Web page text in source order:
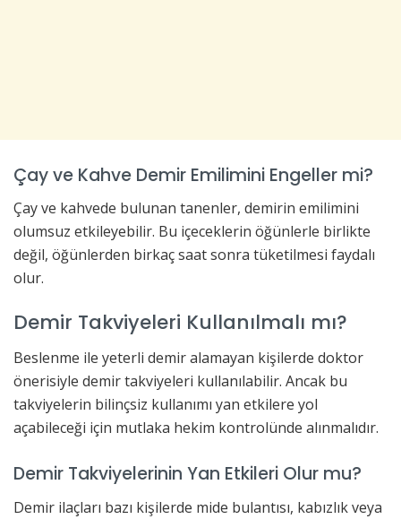
Çay ve Kahve Demir Emilimini Engeller mi?
Çay ve kahvede bulunan tanenler, demirin emilimini
olumsuz etkileyebilir. Bu içeceklerin öğünlerle birlikte
değil, öğünlerden birkaç saat sonra tüketilmesi faydalı
olur.
Demir Takviyeleri Kullanılmalı mı?
Beslenme ile yeterli demir alamayan kişilerde doktor
önerisiyle demir takviyeleri kullanılabilir. Ancak bu
takviyelerin bilinçsiz kullanımı yan etkilere yol
açabileceği için mutlaka hekim kontrolünde alınmalıdır.
Demir Takviyelerinin Yan Etkileri Olur mu?
Demir ilaçları bazı kişilerde mide bulantısı, kabızlık veya